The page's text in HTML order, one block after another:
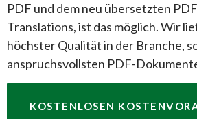
PDF und dem neu übersetzten
Translations, ist das möglich. Wir
höchster Qualität in der Branche,
anspruchsvollsten PDF-
KOSTENLOSEN